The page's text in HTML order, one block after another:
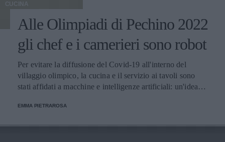
CUCINA
Alle Olimpiadi di Pechino 2022
gli chef e i camerieri sono robot
Per evitare la diffusione del Covid-19 all'interno del
villaggio olimpico, la cucina e il servizio ai tavoli sono
stati affidati a macchine e intelligenze artificiali: un'idea
EMMA PIETRAROSA